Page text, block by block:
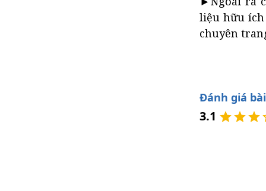
liệu hữu
chuyên
Đánh giá
3.1